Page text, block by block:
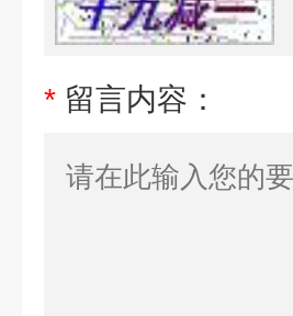
* 留言内容：